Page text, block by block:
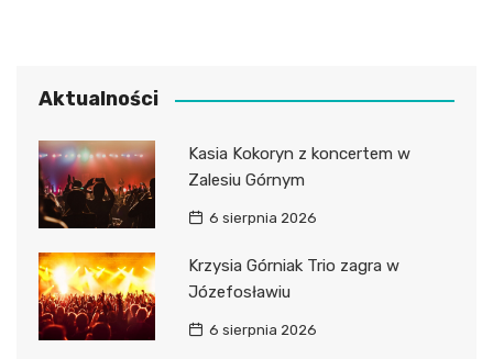
Aktualności
Kasia Kokoryn z koncertem w
Zalesiu Górnym
6 sierpnia 2026
Krzysia Górniak Trio zagra w
Józefosławiu
6 sierpnia 2026